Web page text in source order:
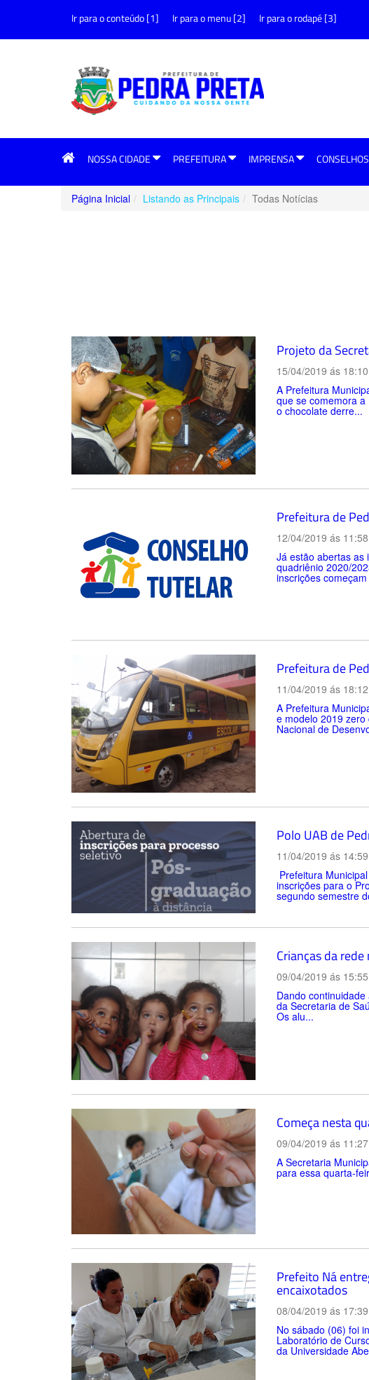
Ir para o conteúdo [1] Ir para o menu [2] Ir para o rodapé [3]
NOSSA CIDADE PREFEITURA IMPRENSA CONSELHOS
Página Inicial Listando as Principais Todas Notícias
Projeto da
15/04/2019 ás
A Prefeitura
que se comemora
o chocolate derre...
Prefeitura de
12/04/2019 ás
Já estão abertas as
quadriênio 2020/
inscrições
Prefeitura de
11/04/2019 ás
A Prefeitura
e modelo 2019
Nacional de
Polo UAB de
11/04/2019 ás
Prefeitura
inscrições para o
segundo semestre
Crianças da
09/04/2019 ás
Dando
da Secretaria de
Os alu...
Começa nesta
09/04/2019 ás
A Secretaria
para essa quarta-
Prefeito Ná
encaixotados
08/04/2019 ás
No sábado (06) foi
Laboratório de
da Universidade